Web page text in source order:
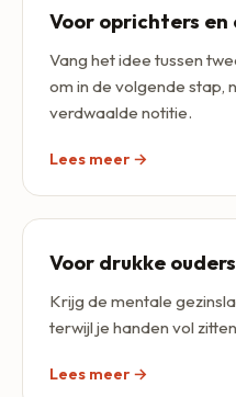
Voor oprichters en
Vang het idee tussen
om in de volgende stap,
verdwaalde notitie.
Lees meer →
Voor drukke ouders
Krijg de mentale
terwijl je handen vol
Lees meer →